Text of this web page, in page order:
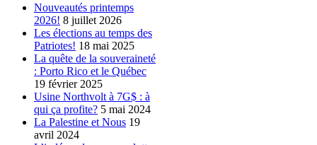
Nouveautés printemps
2026! 8 juillet 2026
Les élections au temps des
Patriotes! 18 mai 2025
La quête de la souveraineté
: Porto Rico et le Québec
19 février 2025
Usine Northvolt à 7G$ : à
qui ça profite? 5 mai 2024
La Palestine et Nous 19
avril 2024